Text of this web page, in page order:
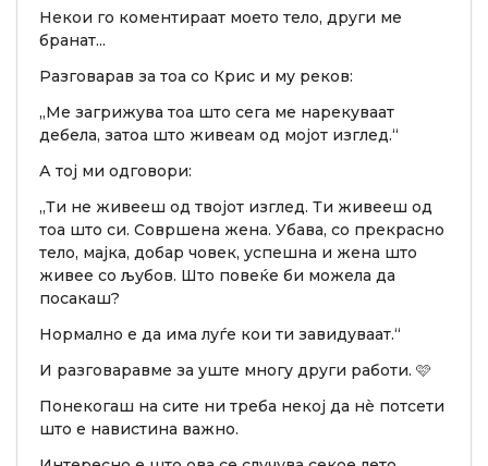
Некои го коментираат моето тело, други ме
бранат...
Разговарав за тоа со Крис и му реков:
„Ме загрижува тоа што сега ме нарекуваат
дебела, затоа што живеам од мојот изглед.“
А тој ми одговори:
„Ти не живееш од твојот изглед. Ти живееш од
тоа што си. Совршена жена. Убава, со прекрасно
тело, мајка, добар човек, успешна и жена што
живее со љубов. Што повеќе би можела да
посакаш?
Нормално е да има луѓе кои ти завидуваат.“
И разговаравме за уште многу други работи. 🩷
Понекогаш на сите ни треба некој да нè потсети
што е навистина важно.